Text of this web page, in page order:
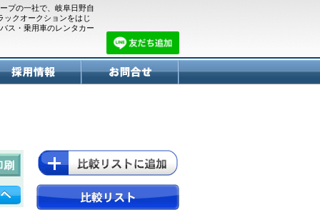
プの一社で、岐阜日野自
ックオークションをはじ
ス・乗用車のレンタカー